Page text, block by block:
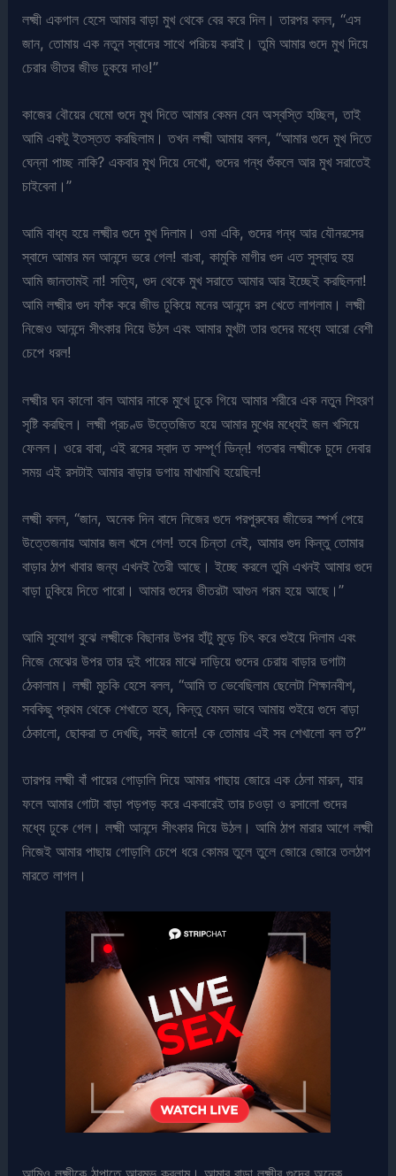
লক্ষ্মী একগাল হেসে আমার বাড়া মুখ থেকে বের করে দিল। তারপর বলল, “এস
জান, তোমায় এক নতুন স্বাদের সাথে পরিচয় করাই। তুমি আমার গুদে মুখ দিয়ে
চেরার ভীতর জীভ ঢুকয়ে দাও!”
কাজের বৌয়ের ঘেমো গুদে মুখ দিতে আমার কেমন যেন অস্বস্তি হচ্ছিল, তাই
আমি একটু ইতস্তত করছিলাম। তখন লক্ষ্মী আমায় বলল, “আমার গুদে মুখ দিতে
ঘেন্না পাচ্ছ নাকি? একবার মুখ দিয়ে দেখো, গুদের গন্ধ শুঁকলে আর মুখ সরাতেই
চাইবেনা।”
আমি বাধ্য হয়ে লক্ষ্মীর গুদে মুখ দিলাম। ওমা একি, গুদের গন্ধ আর যৌনরসের
স্বাদে আমার মন আনন্দে ভরে গেল! বাঃবা, কামুকি মাগীর গুদ এত সুস্বাদু হয়
আমি জানতামই না! সত্যি, গুদ থেকে মুখ সরাতে আমার আর ইচ্ছেই করছিলনা!
আমি লক্ষ্মীর গুদ ফাঁক করে জীভ ঢুকিয়ে মনের আনন্দে রস খেতে লাগলাম। লক্ষ্মী
নিজেও আনন্দে সীৎকার দিয়ে উঠল এবং আমার মুখটা তার গুদের মধ্যে আরো বেশী
চেপে ধরল!
লক্ষ্মীর ঘন কালো বাল আমার নাকে মুখে ঢুকে গিয়ে আমার শরীরে এক নতুন শিহরণ
সৃষ্টি করছিল। লক্ষ্মী প্রচণ্ড উত্তেজিত হয়ে আমার মুখের মধ্যেই জল খসিয়ে
ফেলল। ওরে বাবা, এই রসের স্বাদ ত সম্পূর্ণ ভিন্ন! গতবার লক্ষ্মীকে চুদে দেবার
সময় এই রসটাই আমার বাড়ার ডগায় মাখামাখি হয়েছিল!
লক্ষ্মী বলল, “জান, অনেক দিন বাদে নিজের গুদে পরপুরুষের জীভের স্পর্শ পেয়ে
উত্তেজনায় আমার জল খসে গেল! তবে চিন্তা নেই, আমার গুদ কিন্তু তোমার
বাড়ার ঠাপ খাবার জন্য এখনই তৈরী আছে। ইচ্ছে করলে তুমি এখনই আমার গুদে
বাড়া ঢুকিয়ে দিতে পারো। আমার গুদের ভীতরটা আগুন গরম হয়ে আছে।”
আমি সুযোগ বুঝে লক্ষ্মীকে বিছানার উপর হাঁটু মুড়ে চিৎ করে শুইয়ে দিলাম এবং
নিজে মেঝের উপর তার দুই পায়ের মাঝে দাড়িয়ে গুদের চেরায় বাড়ার ডগাটা
ঠেকালাম। লক্ষ্মী মুচকি হেসে বলল, “আমি ত ভেবেছিলাম ছেলেটা শিক্ষানবীশ,
সবকিছু প্রথম থেকে শেখাতে হবে, কিন্তু যেমন ভাবে আমায় শুইয়ে গুদে বাড়া
ঠেকালো, ছোকরা ত দেখছি, সবই জানে! কে তোমায় এই সব শেখালো বল ত?”
তারপর লক্ষ্মী বাঁ পায়ের গোড়ালি দিয়ে আমার পাছায় জোরে এক ঠেলা মারল, যার
ফলে আমার গোটা বাড়া পড়পড় করে একবারেই তার চওড়া ও রসালো গুদের
মধ্যে ঢুকে গেল। লক্ষ্মী আনন্দে সীৎকার দিয়ে উঠল। আমি ঠাপ মারার আগে লক্ষ্মী
নিজেই আমার পাছায় গোড়ালি চেপে ধরে কোমর তুলে তুলে জোরে জোরে তলঠাপ
মারতে লাগল।